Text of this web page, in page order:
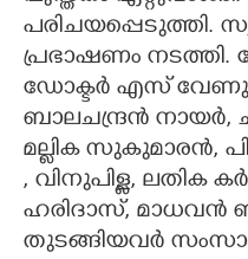
പരിചയപ്പെടുത്തി.
പ്രഭാഷണം നടത്തി.
ഡോക്ടർ എസ്
ബാലചന്ദ്രൻ നായർ,
മല്ലിക സുകുമാരൻ,
, വിനുപിള്ള, ലതിക
ഹരിദാസ്, മാധവൻ
തുടങ്ങിയവർ